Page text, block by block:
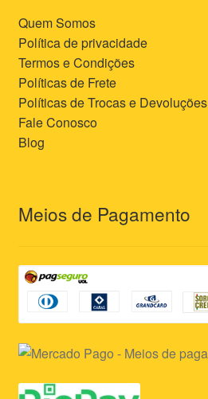
Quem Somos
Política de privacidade
Termos e Condições
Políticas de Frete
Políticas de Trocas e Devoluções
Fale Conosco
Blog
Meios de Pagamento